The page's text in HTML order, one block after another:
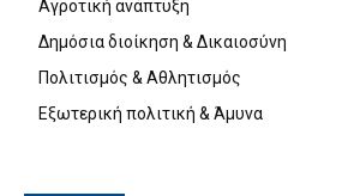
Αγροτική ανάπτυξη
Δημόσια διοίκηση & Δικαιοσύνη
Πολιτισμός & Αθλητισμός
Εξωτερική πολιτική & Άμυνα